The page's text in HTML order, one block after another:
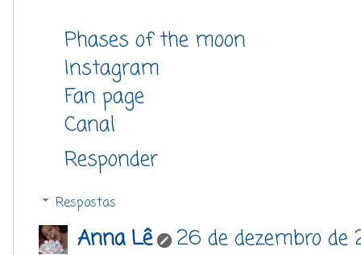
Phases of the moon
Instagram
Fan page
Canal
Responder
Respostas
Anna Lê
26 de dezembro de